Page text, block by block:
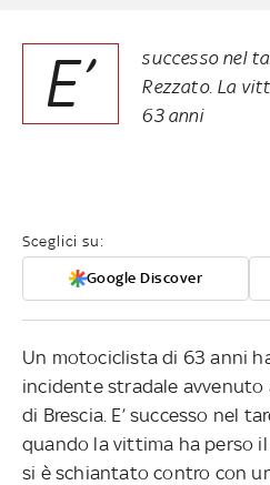
E’
successo nel
Rezzato. La
63 anni
Sceglici su:
Google Discover
Un motociclista di 63 anni
incidente stradale avvenuto
di Brescia. E’ successo nel
quando la vittima ha perso
si è schiantato contro con